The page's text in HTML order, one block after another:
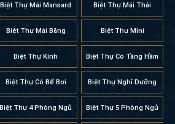
Biệt Thự Mái Mansard Biệt Thự Mái Thái
Biệt Thự Mái Bằng Biệt Thự Mini
Biệt Thự Kính Biệt Thự Có Tầng Hầm
Biệt Thự Có Bể Bơi Biệt Thự Nghỉ Dưỡng
Biệt Thự 4 Phòng Ngủ Biệt Thự 5 Phòng Ngủ